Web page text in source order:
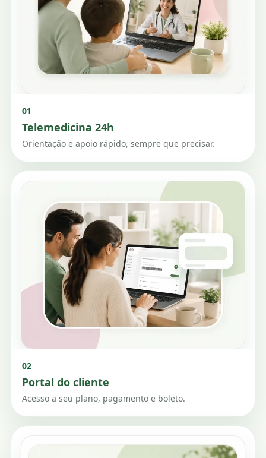
01
Telemedicina 24h
Orientação e apoio rápido, sempre que precisar.
02
Portal do cliente
Acesso a seu plano, pagamento e boleto.